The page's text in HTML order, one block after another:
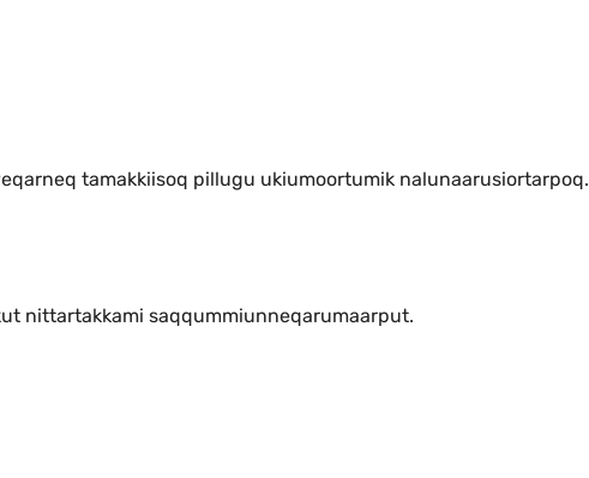
tamakkiisoq pillugu ukiumoortumik nalunaarusiortarpoq.
nittartakkami saqqummiunneqarumaarput.